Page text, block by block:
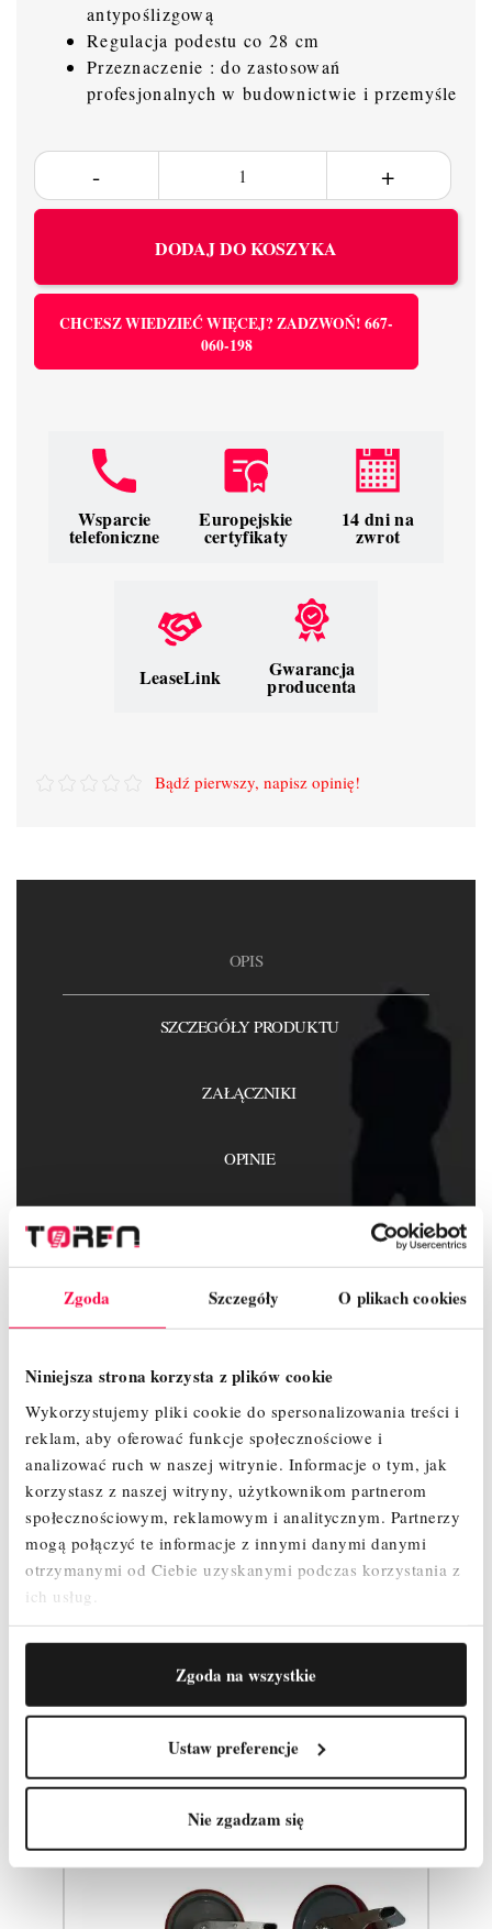
Zgoda Szczegóły O plikach cookies
Niniejsza strona korzysta z plików cookie
Wykorzystujemy pliki cookie do spersonalizowania treści i
reklam, aby oferować funkcje społecznościowe i
analizować ruch w naszej witrynie. Informacje o tym, jak
korzystasz z naszej witryny, użytkownikom partnerom
społecznościowym, reklamowym i analitycznym. Partnerzy
mogą połączyć te informacje z innymi danymi danymi
otrzymanymi od Ciebie uzyskanymi podczas korzystania z
ich usług.
Zgoda na wszystkie
Ustaw preferencje
Nie zgadzam się
antypoślizgową
Regulacja podestu co 28 cm
Przeznaczenie : do zastosowań
profesjonalnych w budownictwie i przemyśle
DODAJ DO KOSZYKA
CHCESZ WIEDZIEĆ WIĘCEJ? ZADZWOŃ! 667-
060-198
Wsparcie
telefoniczne
Europejskie
certyfikaty
14 dni na
zwrot
LeaseLink Gwarancja
producenta
Bądź pierwszy, napisz opinię!
OPIS
SZCZEGÓŁY PRODUKTU
ZAŁĄCZNIKI
OPINIE
Wykaz elementów :
Rama 1m - 0 szt.
Podest z klapą – 1 szt.
podest bez klapy - 1 szt.
Koło jezdne 200 mm z hamulcem i regulacją – 4 szt.
Stężenie poziome – 2 szt.
Stężenie ukośne – 4 szt.
Poręcz wyprzedzająca - 1 szt.
Zestaw Burt – 1 szt.
Zawleczki – 4 szt.
Podpora teleskopowa 2m - 0 szt.
Produkty powiązane